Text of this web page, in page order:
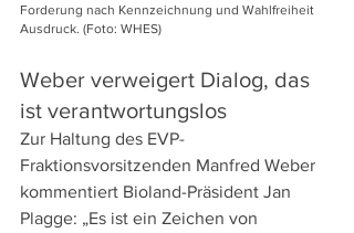
Forderung nach Kennzeichnung und Wahlfreiheit
Ausdruck. (Foto: WHES)
Weber verweigert Dialog, das
ist verantwortungslos
Zur Haltung des EVP-
Fraktionsvorsitzenden Manfred Weber
kommentiert Bioland-Präsident Jan
Plagge: „Es ist ein Zeichen von